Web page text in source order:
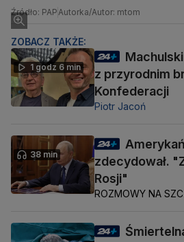
Źródło: PAPAutorka/Autor: mtom
ZOBACZ TAKŻE:
1 godz 6 min
z przyrodnim
Konfederacji
Piotr Jacoń
38 min
zdecydował.
Rosji"
ROZMOWY NA